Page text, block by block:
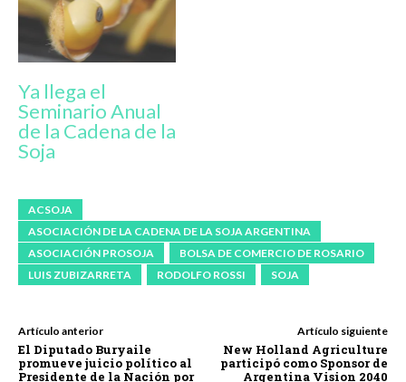
Ya llega el
Seminario Anual
de la Cadena de la
Soja
ACSOJA
ASOCIACIÓN DE LA CADENA DE LA SOJA ARGENTINA
ASOCIACIÓN PROSOJA
BOLSA DE COMERCIO DE ROSARIO
LUIS ZUBIZARRETA
RODOLFO ROSSI SOJA
Artículo anterior
El Diputado Buryaile
promueve juicio político al
Presidente de la Nación por
Artículo siguiente
New Holland Agriculture
participó como Sponsor de
Argentina Vision 2040